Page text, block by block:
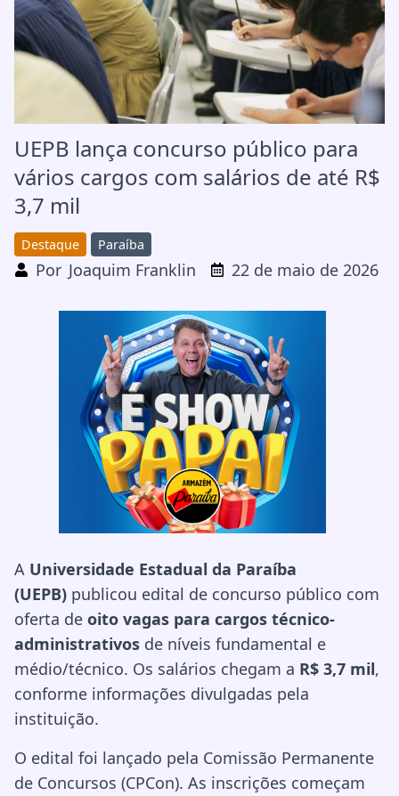
UEPB lança concurso público para
vários cargos com salários de até R$
3,7 mil
Destaque Paraíba
Por Joaquim Franklin 22 de maio de 2026
A Universidade Estadual da Paraíba
(UEPB) publicou edital de concurso público com
oferta de oito vagas para cargos técnico-
administrativos de níveis fundamental e
médio/técnico. Os salários chegam a R$ 3,7 mil,
conforme informações divulgadas pela
instituição.
O edital foi lançado pela Comissão Permanente
de Concursos (CPCon). As inscrições começam